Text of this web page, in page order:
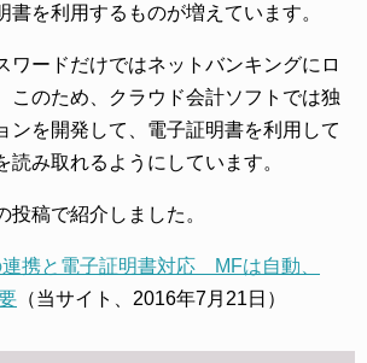
書を利用するものが増えています。
ワードだけではネットバンキングにロ
このため、クラウド会計ソフトでは独
ンを開発して、電子証明書を利用して
読み取れるようにしています。
投稿で紹介しました。
携と電子証明書対応 MFは自動、
（当サイト、2016年7月21日）